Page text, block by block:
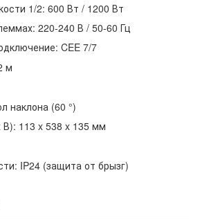
1/2: 600 Вт / 1200 Вт
220-240 В / 50-60 Гц
CEE 7/7
м
наклона (60 °)
113 x 538 x 135 мм
IP24 (защита от брызг)